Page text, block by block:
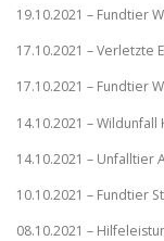
19.10.2021 – Fundtier
17.10.2021 – Verletzte
17.10.2021 – Fundtier
14.10.2021 – Wildunfall
14.10.2021 – Unfalltier
10.10.2021 – Fundtier
08.10.2021 –